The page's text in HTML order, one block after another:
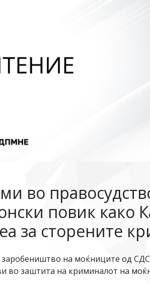
во
повик како
за сторените
на моќниците од
во заштита на криминалот на